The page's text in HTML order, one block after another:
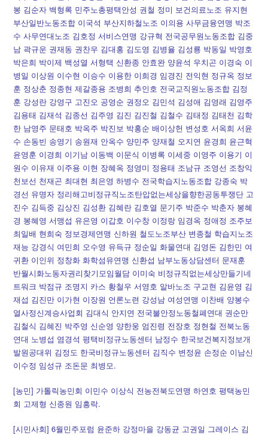
봉 김순자 백형록 민주노총평택안성 권철 정미 보건의료노조 유지현
부산일반노동조합 이국석 부산지하철노조 이의용 사무금융연맹 박조
수 사무연대노조 김호정 서비스연맹 강규혁 전국공무원노동조합 김중
남 곽규운 권재동 권찬우 김대홍 김도영 김병율 김성룡 박동일 박영호
박은희 박이제 백성열 서형택 신환종 안효완 양윤석 우치곤 이경숙 이
병일 이상원 이수현 이승수 이용한 이희경 임경진 전익현 정규옥 정보
훈 정상춘 정종현 제갈종용 조병희 추인호 전국교직원노동조합 김정
훈 강성란 강영구 고진오 공영순 권정오 김민석 김성애 김영래 김영주
김용태 김재석 김종선 김주영 김진 김진철 김철수 김태정 김태천 김학
한 남영주 문태호 박옥주 박진보 박홍순 배이상헌 변성호 서옥희 서윤
수 손동빈 송영기 송원재 안옥수 양민주 양재철 오지연 윤경희 윤근혁
윤영훈 이경희 이기남 이동백 이문식 이병록 이세중 이영주 이용기 이
원수 이유재 이주용 이현 장혜옥 정영미 정용태 조남규 조영선 조창익
천보선 천재곤 최대현 최은영 하병수 전국학습지노동조합 강종숙 박
경선 유명자 정리해고비정규직노조탄압없는세상을향한공동투쟁단 고
진수 김득중 김상진 김성환 김혜란 김호열 문기주 박준수 박춘자 봉혜
경 봉혜영 서맹섭 유은영 이갑호 이수창 이정랑 임경옥 정애정 조주보
최일배 현희숙 정보경제연맹 신하원 철도노조부산 변종철 학습지노조
재능 강경식 여민희 오수영 유득규 정순일 화물연대 김영돈 김한민 여
귀환 이인위 정창화 화학섬유연맹 신환섭 남부노동상담센터 문재훈
반월시화노동자권리찾기모임월담 이미숙 비정규직없는세상만들기네
트워크 박점규 조명지 카스 황철우 서영호 알바노조 구교현 김윤영 김
재섭 김진만 이가현 이장원 언론노련 강성남 여성연맹 이찬배 양봉수
열사정신계승사업회 김대식 안지연 전국불안정노동철폐연대 권순만
김철식 김혜진 박주영 신순영 양한웅 엄진령 전장호 정현철 전북노동
연대 노병섭 염경석 평택비정규노동센터 남정수 한국보건복지정보개
발원공대위 김정도 한국비정규노동센터 김직수 변정윤 손정순 이남신
이수정 임성규 조돈문 최병모.
[농민] 가톨릭농민회 이민수 이상식 전농전북도연맹 하연호 평택농민
회 고제형 신종원 임흥락.
[시민사회] 6월민주포럼 윤준하 강정마을 강동균 고권일 그레이스 김